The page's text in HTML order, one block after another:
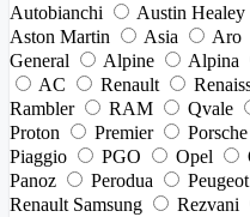
Autobianchi
Austin Healey
Aston Martin
Asia Aro
General
Alpine Alpina
AC
Renault
Rambler
RAM Qvale
Proton
Premier Porsche
Piaggio
PGO Opel
Panoz
Perodua Peugeot
Renault Samsung
Rezvani